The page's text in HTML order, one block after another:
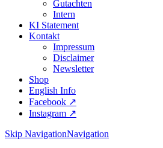
Gutachten
Intern
KI Statement
Kontakt
Impressum
Disclaimer
Newsletter
Shop
English Info
Facebook ↗︎
Instagram ↗︎
Skip NavigationNavigation